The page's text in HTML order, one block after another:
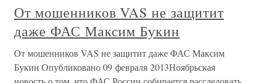
От мошенников VAS не защитит
даже ФАС Максим Букин
От мошенников VAS не защитит даже ФАС Максим
Букин Опубликовано 09 февраля 2013Ноябрьская